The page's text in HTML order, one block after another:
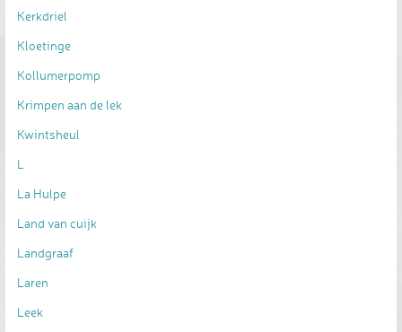
Kerkdriel
Kloetinge
Kollumerpomp
Krimpen aan de lek
Kwintsheul
L
La Hulpe
Land van cuijk
Landgraaf
Laren
Leek